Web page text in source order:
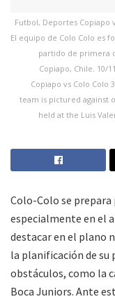
Futbol, Deportes Copiapo
El equipo de Colo Colo es
partido de primera
Copiapo, Chile. 10/
Copiapo vs Colo Colo
team is pictured against
held at the Luis
Colo-Colo se prepara
especialmente en el
destacar en el plano
la planificación de
obstáculos, como la
Boca Juniors. Ante